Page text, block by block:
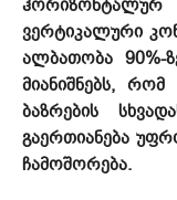
ჰორიზონტალურ
ვერტიკალური
ალბათობა 90%-
მიანიშნებს, რომ
ბაზრების
გაერთიანება
ჩამოშორება.